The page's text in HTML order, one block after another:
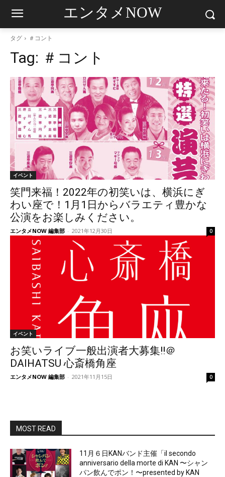
エンタメNOW
タグ ＃コント
Tag: ＃コント
イベント
笑門来福！2022年の初笑いは、横浜にぎ
わい座で！1月1日からバラエティ豊かな
公演をお楽しみください。
エンタメNOW 編集部 - 2021年12月30日 0
イベント
お笑いライブ一般出演者大募集!!＠
DAIHATSU 心斎橋角座
エンタメNOW 編集部 - 2021年11月15日 0
MOST READ
11月６日KANバンド主催「il secondo
anniversario della morte di KAN 〜シャン
パン飲んでポン！〜presented by KAN